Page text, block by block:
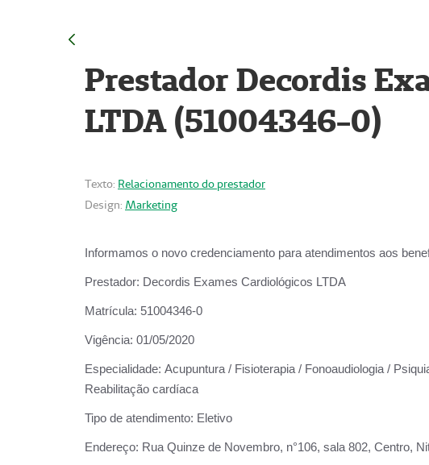
Prestador Decordis
LTDA (51004346-0)
Texto: Relacionamento do prestador
Design: Marketing
Informamos o novo credenciamento para atendimentos aos
Prestador: Decordis Exames Cardiológicos LTDA
Matrícula: 51004346-0
Vigência: 01/05/2020
Especialidade: Acupuntura / Fisioterapia / Fonoaudiologia /
Reabilitação cardíaca
Tipo de atendimento: Eletivo
Endereço: Rua Quinze de Novembro, n°106, sala 802, Centro,